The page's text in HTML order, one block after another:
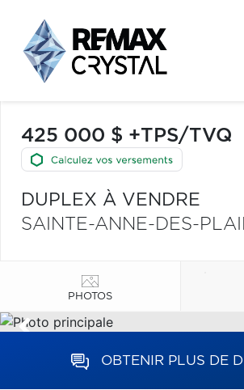
425 000 $ +TPS/TVQ
DUPLEX À VENDRE
SAINTE-ANNE-DES-
PHOTOS
OBTENIR PLUS DE